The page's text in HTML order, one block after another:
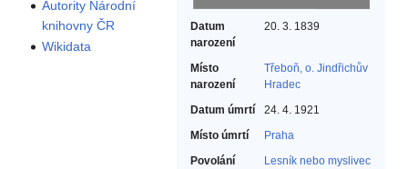
Datum
narození
20. 3. 1839
Místo
narození
Třeboň, o. Jindřichův
Hradec
Datum úmrtí
24. 4. 1921
Místo úmrtí
Praha
Povolání
Lesník nebo myslivec‎
Autority Národní
knihovny ČR
Wikidata